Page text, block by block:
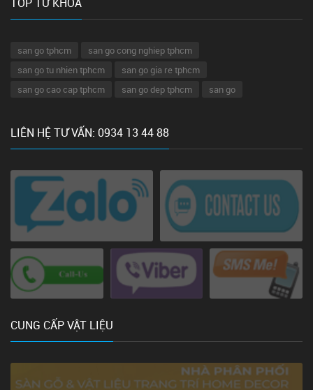
san go tphcm
san go cong nghiep tphcm
san go tu nhien tphcm
san go gia re tphcm
san go cao cap tphcm
san go dep tphcm san go
LIÊN HỆ TƯ VẤN: 0934 13 44 88
CUNG CẤP VẬT LIỆU